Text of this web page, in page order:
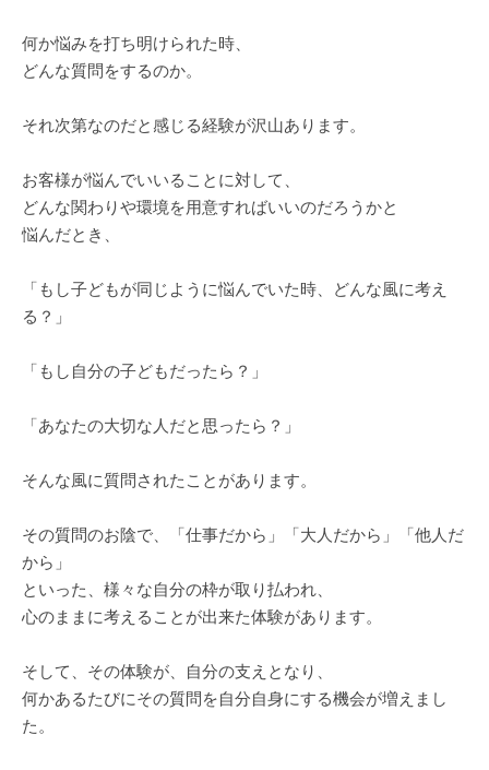
何か悩みを打ち明けられた時、
どんな質問をするのか。
それ次第なのだと感じる経験が沢山あります。
お客様が悩んでいいることに対して、
どんな関わりや環境を用意すればいいのだろうかと
悩んだとき、
「もし子どもが同じように悩んでいた時、どんな風に考え
る？」
「もし自分の子どもだったら？」
「あなたの大切な人だと思ったら？」
そんな風に質問されたことがあります。
その質問のお陰で、「仕事だから」「大人だから」「他人だ
から」
といった、様々な自分の枠が取り払われ、
心のままに考えることが出来た体験があります。
そして、その体験が、自分の支えとなり、
何かあるたびにその質問を自分自身にする機会が増えまし
た。